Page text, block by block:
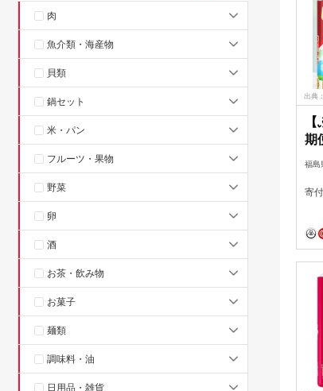
肉
魚介類・海産物
貝類
鍋セット
米・パン
フルーツ・果物
野菜
卵
酒
お茶・飲み物
お菓子
麺類
調味料・油
日用品・雑貨
出典
期
福島
寄